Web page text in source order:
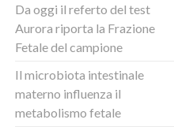
Da oggi il referto del test
Aurora riporta la Frazione
Fetale del campione
Il microbiota intestinale
materno influenza il
metabolismo fetale